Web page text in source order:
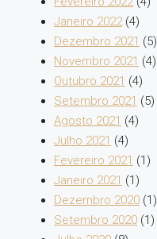
Janeiro 2022(4)
Dezembro 2021 (5)
Novembro 2021 (4)
Outubro 2021 (4)
Setembro 2021 (5)
Agosto 2021 (4)
Julho 2021 (4)
Fevereiro 2021 (1)
Janeiro 2021 (1)
Dezembro 2020 (1)
Setembro 2020 (1)